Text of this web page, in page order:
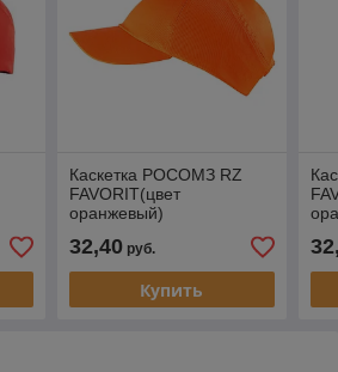
Каскетка РОСОМЗ RZ
FAVORIТ(цвет
оранжевый)
32,40руб.
Купить